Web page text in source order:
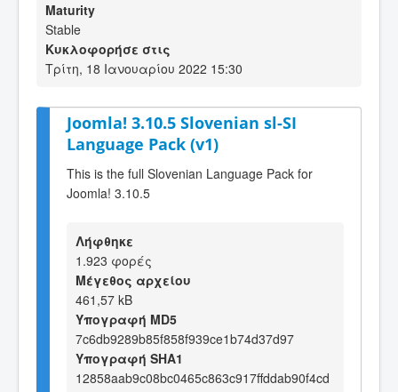
Maturity
Stable
Κυκλοφορήσε στις
Τρίτη, 18 Ιανουαρίου 2022 15:30
Joomla! 3.10.5 Slovenian sl-SI
Language Pack (v1)
This is the full Slovenian Language Pack for
Joomla! 3.10.5
Λήφθηκε
1.923 φορές
Μέγεθος αρχείου
461,57 kB
Υπογραφή MD5
7c6db9289b85f858f939ce1b74d37d97
Υπογραφή SHA1
12858aab9c08bc0465c863c917ffddab90f4cd